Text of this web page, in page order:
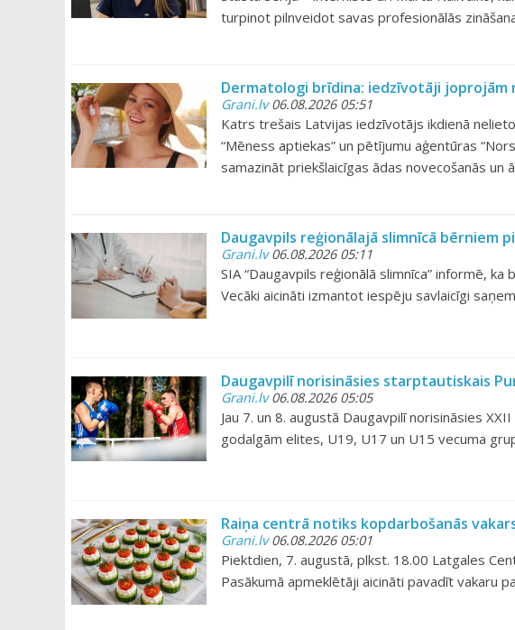
turpinot pilnveidot savas profesionālās
Dermatologi brīdina: iedzīvotāji joprojām
Grani.lv06.08.2026 05:51
Katrs trešais Latvijas iedzīvotājs ikdienā
“Mēness aptiekas” un pētījumu aģentūras
samazināt priekšlaicīgas ādas novecošanās un
Daugavpils reģionālajā slimnīcā bērniem
Grani.lv06.08.2026 05:11
SIA “Daugavpils reģionālā slimnīca” informē,
Vecāki aicināti izmantot iespēju savlaicīgi
Daugavpilī norisināsies starptautiskais
Grani.lv06.08.2026 05:05
Jau 7. un 8. augustā Daugavpilī norisināsies
godalgām elites, U19, U17 un U15 vecuma
Raiņa centrā notiks kopdarbošanās
Grani.lv06.08.2026 05:01
Piektdien, 7. augustā, plkst. 18.00 Latgales
Pasākumā apmeklētāji aicināti pavadīt vakaru